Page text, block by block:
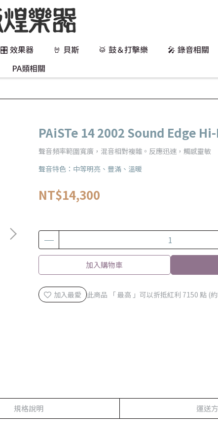
🎛️ 效果器 🤘 貝斯 🥁 鼓＆打擊樂 🎤 錄音相關
PA類相關
PAiSTe 14 2002 Sound Edge
聲音頻率範圍寬廣，混音相對複雜。反應迅速，觸感靈敏
聲音特色：中等明亮、豐滿、溫暖
NT$14,300
加入購物車
加入最愛 此商品 「 最高 」可以折抵紅利 7150 點 (
規格說明 運送